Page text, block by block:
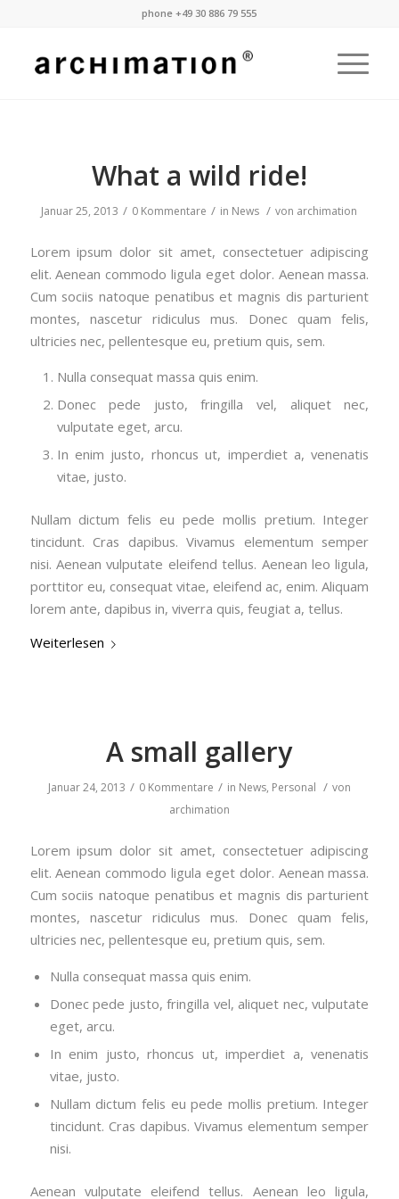
phone +49 30 886 79 555
What a wild ride!
Januar 25, 2013 / 0 Kommentare / in News / von archimation
Lorem ipsum dolor sit amet, consectetuer adipiscing
elit. Aenean commodo ligula eget dolor. Aenean massa.
Cum sociis natoque penatibus et magnis dis parturient
montes, nascetur ridiculus mus. Donec quam felis,
ultricies nec, pellentesque eu, pretium quis, sem.
Nulla consequat massa quis enim.
Donec pede justo, fringilla vel, aliquet nec,
vulputate eget, arcu.
In enim justo, rhoncus ut, imperdiet a, venenatis
vitae, justo.
Nullam dictum felis eu pede mollis pretium. Integer
tincidunt. Cras dapibus. Vivamus elementum semper
nisi. Aenean vulputate eleifend tellus. Aenean leo ligula,
porttitor eu, consequat vitae, eleifend ac, enim. Aliquam
lorem ante, dapibus in, viverra quis, feugiat a, tellus.
Weiterlesen
A small gallery
Januar 24, 2013 / 0 Kommentare / in News, Personal / von
archimation
Lorem ipsum dolor sit amet, consectetuer adipiscing
elit. Aenean commodo ligula eget dolor. Aenean massa.
Cum sociis natoque penatibus et magnis dis parturient
montes, nascetur ridiculus mus. Donec quam felis,
ultricies nec, pellentesque eu, pretium quis, sem.
Nulla consequat massa quis enim.
Donec pede justo, fringilla vel, aliquet nec, vulputate
eget, arcu.
In enim justo, rhoncus ut, imperdiet a, venenatis
vitae, justo.
Nullam dictum felis eu pede mollis pretium. Integer
tincidunt. Cras dapibus. Vivamus elementum semper
nisi.
Aenean vulputate eleifend tellus. Aenean leo ligula,